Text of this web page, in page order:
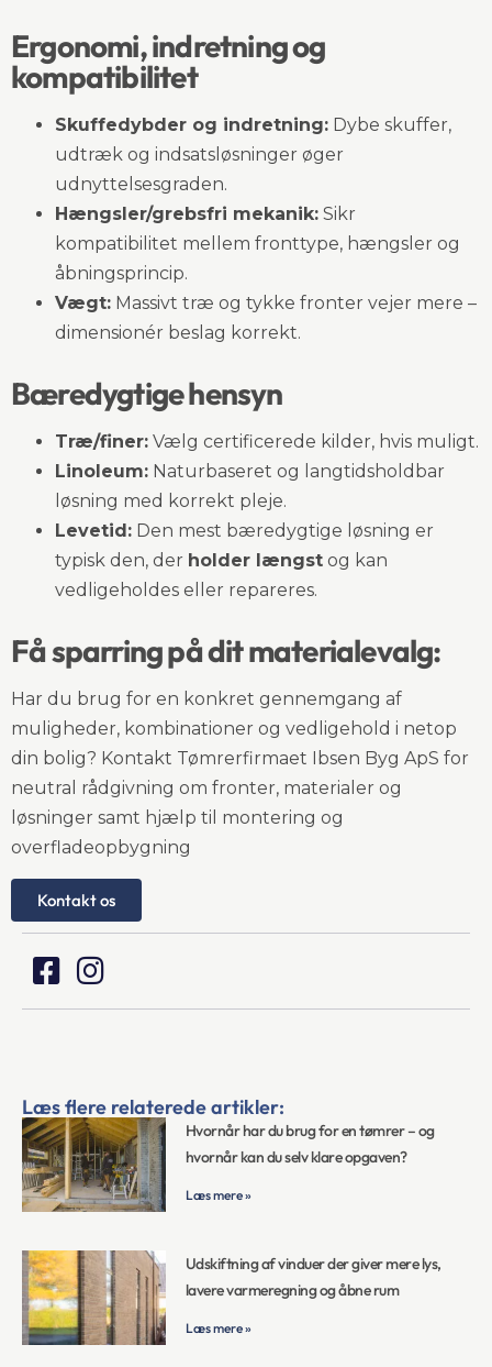
Ergonomi, indretning og
kompatibilitet
Skuffedybder og indretning: Dybe skuffer,
udtræk og indsatsløsninger øger
udnyttelsesgraden.
Hængsler/grebsfri mekanik: Sikr
kompatibilitet mellem fronttype, hængsler og
åbningsprincip.
Vægt: Massivt træ og tykke fronter vejer mere –
dimensionér beslag korrekt.
Bæredygtige hensyn
Træ/finer: Vælg certificerede kilder, hvis muligt.
Linoleum: Naturbaseret og langtidsholdbar
løsning med korrekt pleje.
Levetid: Den mest bæredygtige løsning er
typisk den, der holder længst og kan
vedligeholdes eller repareres.
Få sparring på dit materialevalg:
Har du brug for en konkret gennemgang af
muligheder, kombinationer og vedligehold i netop
din bolig? Kontakt Tømrerfirmaet Ibsen Byg ApS for
neutral rådgivning om fronter, materialer og
løsninger samt hjælp til montering og
overfladeopbygning
Kontakt os
Læs flere relaterede artikler:
Hvornår har du brug for en tømrer – og
hvornår kan du selv klare opgaven?
Læs mere »
Udskiftning af vinduer der giver mere lys,
lavere varmeregning og åbne rum
Læs mere »